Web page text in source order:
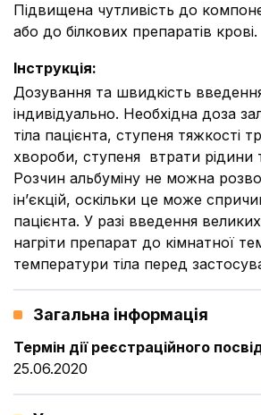
Підвищена чутливість до
або до білкових препаратів крові.
Інструкція:
Дозування та швидкість
індивідуально. Необхідна доза
тіла пацієнта, ступеня тяжкості
хвороби, ступеня втрати рідини
Розчин альбуміну не можна
ін’єкцій, оскільки це може
пацієнта. У разі введення великих
нагріти препарат до кімнатної
температури тіла перед
Загальна інформація
Термін дії реєстраційного
25.06.2020